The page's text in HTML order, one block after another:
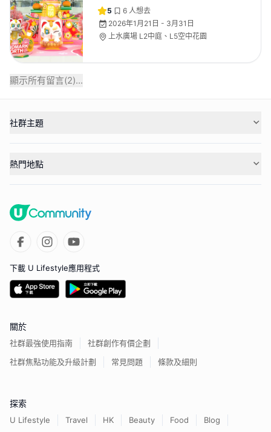
5 6 人想去
2026年1月21日 - 3月31日
上水廣場 L2中庭、L5空中花園
顯示所有留言(2)...
社群主題
熱門地點
下載 U Lifestyle應用程式
關於
社群最強使用指南
社群創作有價企劃
社群焦點功能及升級計劃
常見問題 條款及細則
探索
U Lifestyle Travel HK Beauty Food Blog